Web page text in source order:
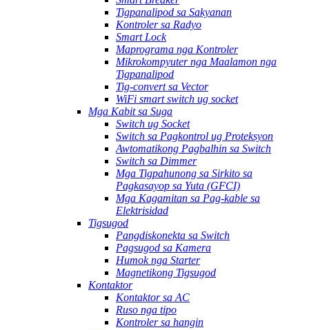
Tigpanalipod sa Sakyanan
Kontroler sa Radyo
Smart Lock
Maprograma nga Kontroler
Mikrokompyuter nga Maalamon nga
Tigpanalipod
Tig-convert sa Vector
WiFi smart switch ug socket
Mga Kabit sa Suga
Switch ug Socket
Switch sa Pagkontrol ug Proteksyon
Awtomatikong Pagbalhin sa Switch
Switch sa Dimmer
Mga Tigpahunong sa Sirkito sa
Pagkasayop sa Yuta (GFCI)
Mga Kagamitan sa Pag-kable sa
Elektrisidad
Tigsugod
Pangdiskonekta sa Switch
Pagsugod sa Kamera
Humok nga Starter
Magnetikong Tigsugod
Kontaktor
Kontaktor sa AC
Ruso nga tipo
Kontroler sa hangin